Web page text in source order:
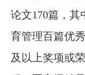
论文170篇，其
育管理百篇优
及以上奖项或